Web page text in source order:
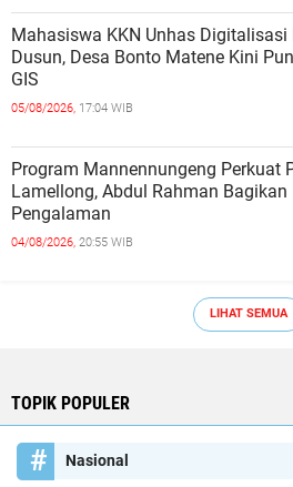
Mahasiswa KKN Unhas Digitalisasi
Dusun, Desa Bonto Matene Kini
GIS
05/08/2026, 17:04 WIB
Program Mannennungeng Perkuat
Lamellong, Abdul Rahman Bagikan
Pengalaman
04/08/2026, 20:55 WIB
LIHAT SEMUA
TOPIK POPULER
Nasional